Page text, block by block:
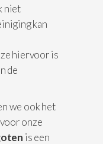
niet
kan
hiervoor is
de
we ook het
voor onze
is een